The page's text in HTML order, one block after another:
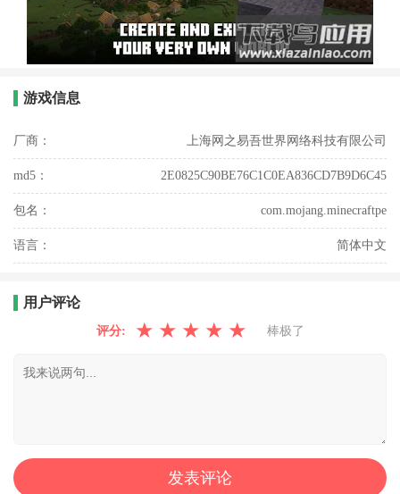
游戏信息
厂商： 上海网之易吾世界网络科技有限公司
md5： 2E0825C90BE76C1C0EA836CD7B9D6C45
包名： com.mojang.minecraftpe
语言： 简体中文
用户评论
评分: ★ ★ ★ ★ ★ 棒极了